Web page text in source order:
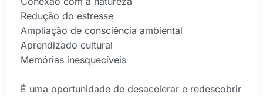
Redução do estresse
Ampliação de consciência ambiental
Aprendizado cultural
Memórias inesquecíveis
É uma oportunidade de desacelerar e redescobrir